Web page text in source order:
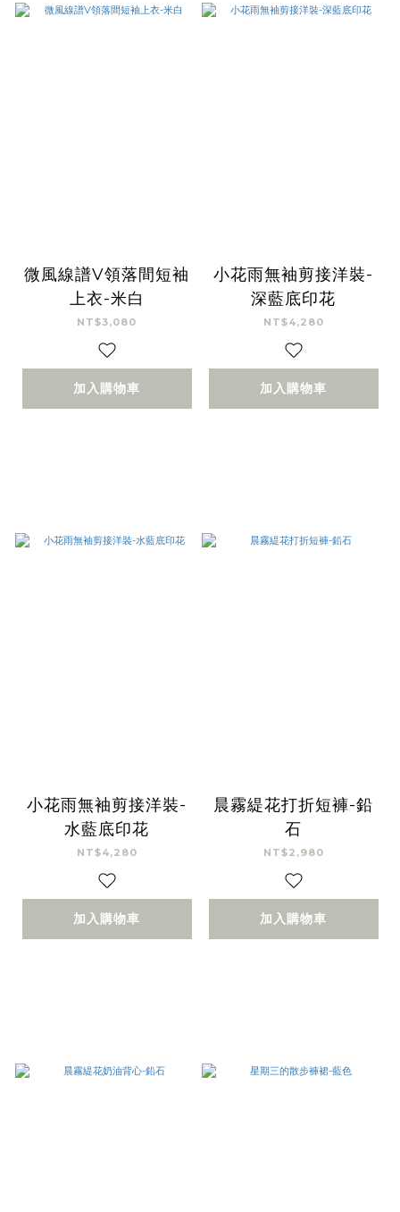
微風線譜V領落間短袖
上衣-米白
NT$3,080
加入購物車
小花雨無袖剪接洋裝-
深藍底印花
NT$4,280
加入購物車
小花雨無袖剪接洋裝-
水藍底印花
NT$4,280
加入購物車
晨霧緹花打折短褲-鉛
石
NT$2,980
加入購物車